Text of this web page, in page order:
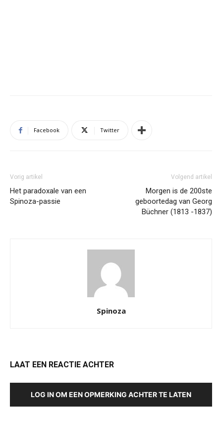
Facebook Twitter
Vorig artikel
Het paradoxale van een
Spinoza-passie
Volgend artikel
Morgen is de 200ste
geboortedag van Georg
Büchner (1813 -1837)
Spinoza
LAAT EEN REACTIE ACHTER
LOG IN OM EEN OPMERKING ACHTER TE LATEN